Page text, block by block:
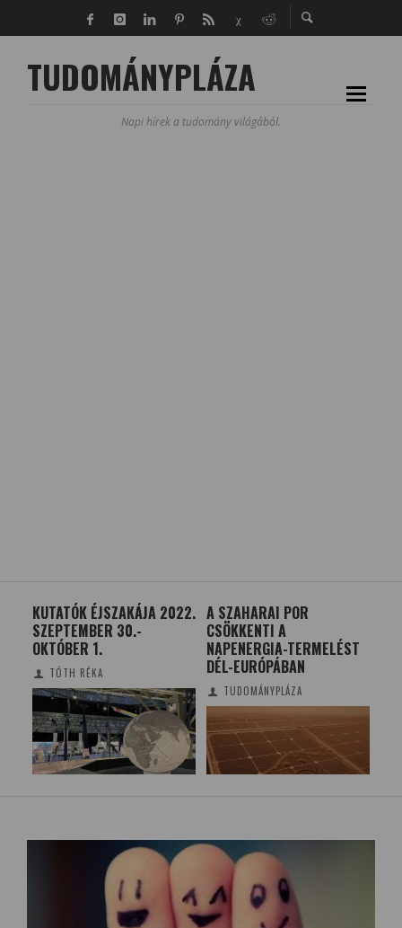
TUDOMÁNYPLÁZA
Napi hírek a tudomány világából.
KUTATÓK ÉJSZAKÁJA 2022.
SZEPTEMBER 30.-
OKTÓBER 1.
TÓTH RÉKA
A SZAHARAI POR
CSÖKKENTI A
NAPENERGIA-TERMELÉST
DÉL-EURÓPÁBAN
TUDOMÁNYPLÁZA